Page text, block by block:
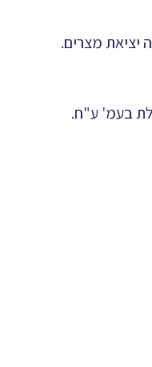
יציאת מצרים.
בעמ' ע"ח.